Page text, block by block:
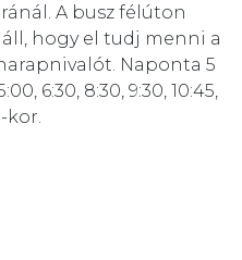
A busz félúton
hogy el tudj menni a
Naponta 5
6:30, 8:30, 9:30, 10:45,
kor.